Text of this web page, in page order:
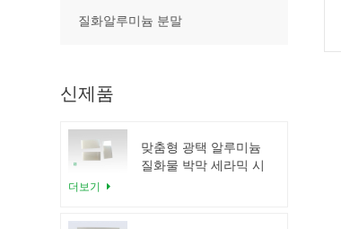
질화알루미늄 분말
신제품
맞춤형 광택 알루미늄
질화물 박막 세라믹 시
더보기